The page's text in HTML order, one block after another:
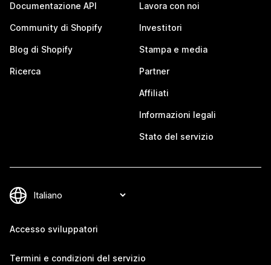
Documentazione API
Community di Shopify
Blog di Shopify
Ricerca
Lavora con noi
Investitori
Stampa e media
Partner
Affiliati
Informazioni legali
Stato del servizio
Accesso sviluppatori
Termini e condizioni del servizio